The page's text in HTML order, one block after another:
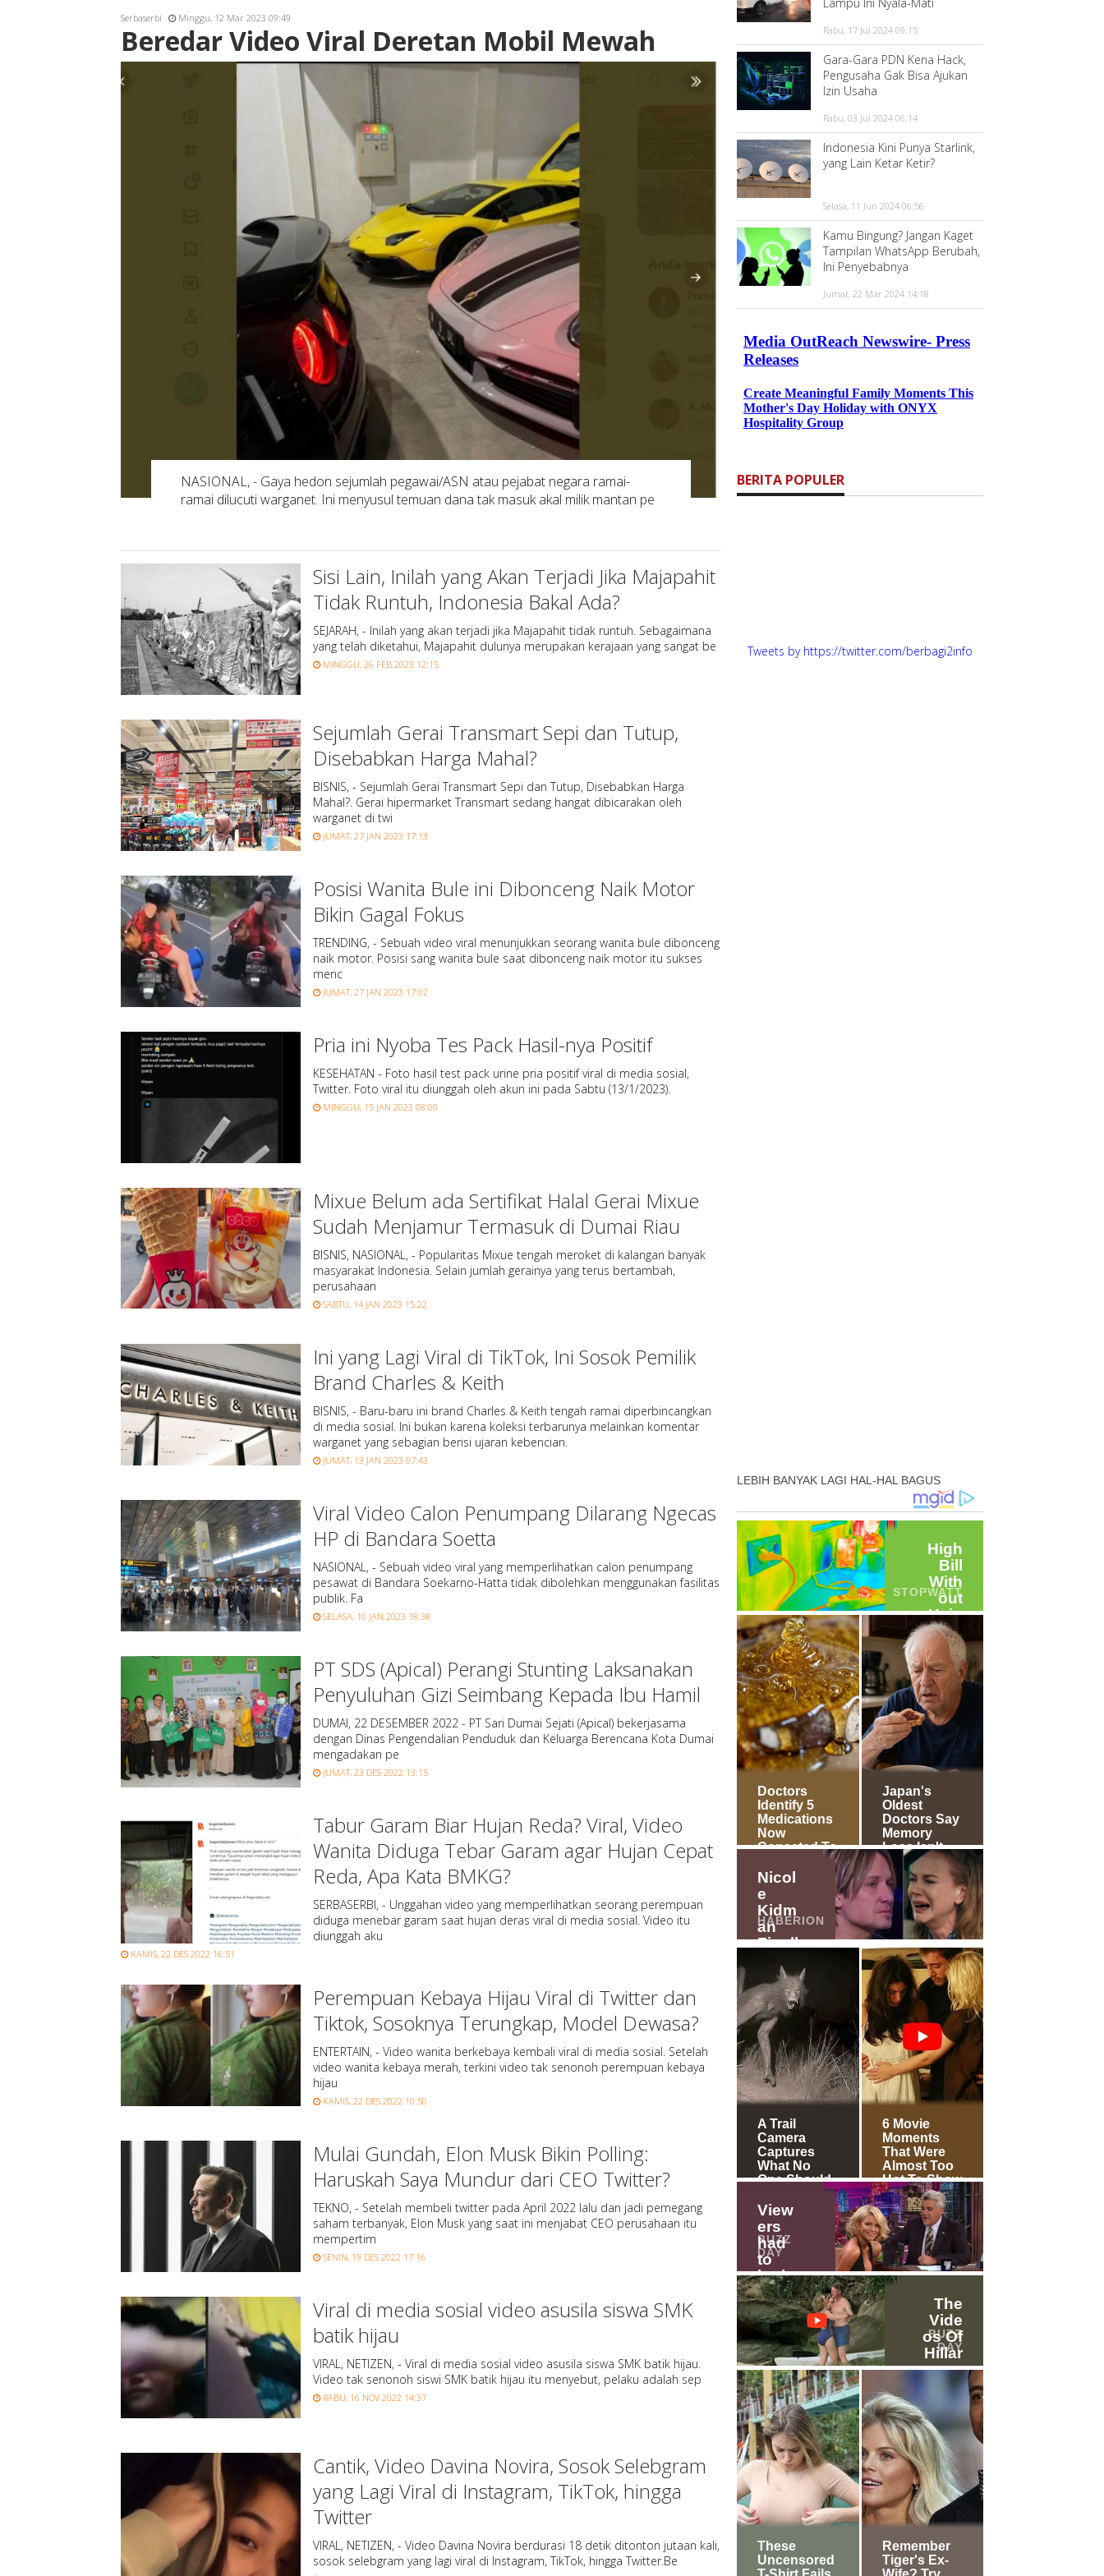
Serbaserbi Minggu, 12 Mar 2023 09:49
Beredar Video Viral Deretan Mobil Mewah
NASIONAL, - Gaya hedon sejumlah pegawai/ASN atau pejabat negara ramai-
ramai dilucuti warganet. Ini menyusul temuan dana tak masuk akal milik mantan pe
Sisi Lain, Inilah yang Akan Terjadi Jika Majapahit
Tidak Runtuh, Indonesia Bakal Ada?
SEJARAH, - Inilah yang akan terjadi jika Majapahit tidak runtuh. Sebagaimana
yang telah diketahui, Majapahit dulunya merupakan kerajaan yang sangat be
MINGGU, 26 FEB 2023 12:15
Sejumlah Gerai Transmart Sepi dan Tutup,
Disebabkan Harga Mahal?
BISNIS, - Sejumlah Gerai Transmart Sepi dan Tutup, Disebabkan Harga
Mahal?. Gerai hipermarket Transmart sedang hangat dibicarakan oleh
warganet di twi
JUMAT, 27 JAN 2023 17:13
Posisi Wanita Bule ini Dibonceng Naik Motor
Bikin Gagal Fokus
TRENDING, - Sebuah video viral menunjukkan seorang wanita bule dibonceng
naik motor. Posisi sang wanita bule saat dibonceng naik motor itu sukses
menc
JUMAT, 27 JAN 2023 17:02
Pria ini Nyoba Tes Pack Hasil-nya Positif
KESEHATAN - Foto hasil test pack urine pria positif viral di media sosial,
Twitter. Foto viral itu diunggah oleh akun ini pada Sabtu (13/1/2023).
MINGGU, 15 JAN 2023 08:00
Mixue Belum ada Sertifikat Halal Gerai Mixue
Sudah Menjamur Termasuk di Dumai Riau
BISNIS, NASIONAL, - Popularitas Mixue tengah meroket di kalangan banyak
masyarakat Indonesia. Selain jumlah gerainya yang terus bertambah,
perusahaan
SABTU, 14 JAN 2023 15:22
Ini yang Lagi Viral di TikTok, Ini Sosok Pemilik
Brand Charles & Keith
BISNIS, - Baru-baru ini brand Charles & Keith tengah ramai diperbincangkan
di media sosial. Ini bukan karena koleksi terbarunya melainkan komentar
warganet yang sebagian berisi ujaran kebencian.
JUMAT, 13 JAN 2023 07:43
Viral Video Calon Penumpang Dilarang Ngecas
HP di Bandara Soetta
NASIONAL, - Sebuah video viral yang memperlihatkan calon penumpang
pesawat di Bandara Soekarno-Hatta tidak dibolehkan menggunakan fasilitas
publik. Fa
SELASA, 10 JAN 2023 18:38
PT SDS (Apical) Perangi Stunting Laksanakan
Penyuluhan Gizi Seimbang Kepada Ibu Hamil
DUMAI, 22 DESEMBER 2022 - PT Sari Dumai Sejati (Apical) bekerjasama
dengan Dinas Pengendalian Penduduk dan Keluarga Berencana Kota Dumai
mengadakan pe
JUMAT, 23 DES 2022 13:15
Tabur Garam Biar Hujan Reda? Viral, Video
Wanita Diduga Tebar Garam agar Hujan Cepat
Reda, Apa Kata BMKG?
SERBASERBI, - Unggahan video yang memperlihatkan seorang perempuan
diduga menebar garam saat hujan deras viral di media sosial. Video itu
diunggah aku
KAMIS, 22 DES 2022 16:51
Perempuan Kebaya Hijau Viral di Twitter dan
Tiktok, Sosoknya Terungkap, Model Dewasa?
ENTERTAIN, - Video wanita berkebaya kembali viral di media sosial. Setelah
video wanita kebaya merah, terkini video tak senonoh perempuan kebaya
hijau
KAMIS, 22 DES 2022 10:50
Mulai Gundah, Elon Musk Bikin Polling:
Haruskah Saya Mundur dari CEO Twitter?
TEKNO, - Setelah membeli twitter pada April 2022 lalu dan jadi pemegang
saham terbanyak, Elon Musk yang saat ini menjabat CEO perusahaan itu
mempertim
SENIN, 19 DES 2022 17:16
Viral di media sosial video asusila siswa SMK
batik hijau
VIRAL, NETIZEN, - Viral di media sosial video asusila siswa SMK batik hijau.
Video tak senonoh siswi SMK batik hijau itu menyebut, pelaku adalah sep
RABU, 16 NOV 2022 14:37
Cantik, Video Davina Novira, Sosok Selebgram
yang Lagi Viral di Instagram, TikTok, hingga
Twitter
VIRAL, NETIZEN, - Video Davina Novira berdurasi 18 detik ditonton jutaan kali,
sosok selebgram yang lagi viral di Instagram, TikTok, hingga Twitter.Be
Rabu, 17 Jul 2024 09:15
Gara-Gara PDN Kena Hack,
Pengusaha Gak Bisa Ajukan
Izin Usaha
Rabu, 03 Jul 2024 06:14
Indonesia Kini Punya Starlink,
yang Lain Ketar Ketir?
Selasa, 11 Jun 2024 06:56
Kamu Bingung? Jangan Kaget
Tampilan WhatsApp Berubah,
Ini Penyebabnya
Jumat, 22 Mar 2024 14:18
BERITA POPULER
Tweets by https://twitter.com/berbagi2info